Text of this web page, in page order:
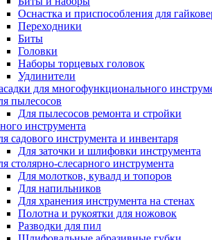
Оснастка и приспособления для
Переходники
Биты
Головки
Наборы торцевых головок
Удлинители
для многофункционального
пылесосов
Для пылесосов ремонта и стройки
инструмента
садового инструмента и инвентаря
Для заточки и шлифовки инструмента
столярно-слесарного инструмента
Для молотков, кувалд и топоров
Для напильников
Для хранения инструмента на стенах
Полотна и рукоятки для ножовок
Разводки для пил